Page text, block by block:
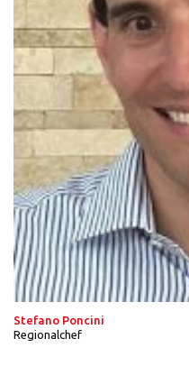
Stefano Poncini
Regionalchef